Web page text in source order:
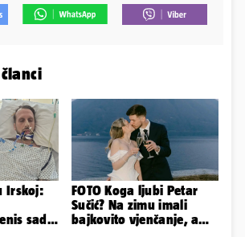
Irskoj:
sada
FOTO Koga ljubi Petar
Sučić? Na zimu imali
bajkovito vjenčanje, a